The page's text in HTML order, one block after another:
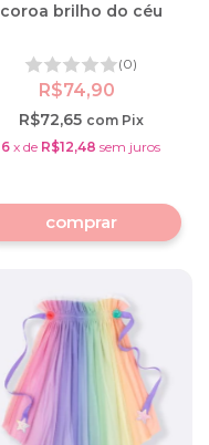
coroa brilho do céu
(0)
R$74,90
R$72,65 com Pix
6 xde R$12,48 sem juros